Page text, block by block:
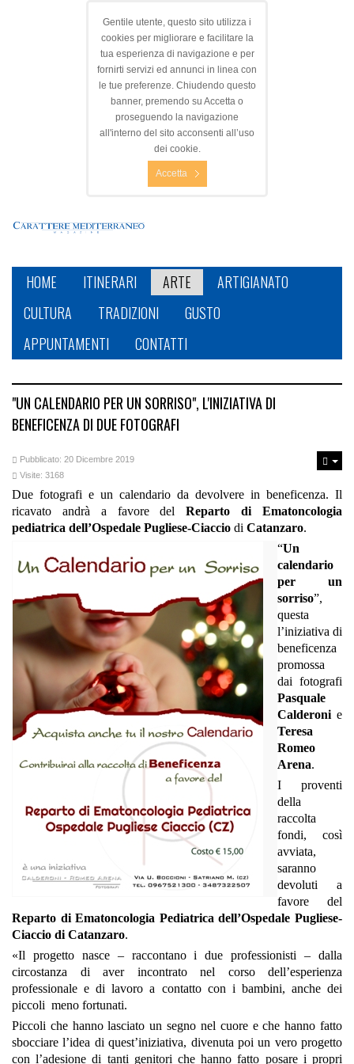
Gentile utente, questo sito utilizza i
cookies per migliorare e facilitare la
tua esperienza di navigazione e per
fornirti servizi ed annunci in linea con
le tue preferenze. Chiudendo questo
banner, premendo su Accetta o
proseguendo la navigazione
all'interno del sito acconsenti all’uso
dei cookie.
Accetta
HOME ITINERARI ARTE
ARTIGIANATO
CULTURA
TRADIZIONI
GUSTO
APPUNTAMENTI
CONTATTI
"UN CALENDARIO PER UN SORRISO", L'INIZIATIVA DI
BENEFICENZA DI DUE FOTOGRAFI
Pubblicato: 20 Dicembre 2019
Visite: 3168
Due fotografi e un calendario da devolvere in beneficenza. Il
ricavato andrà a favore delReparto di Ematoncologia
pediatrica dell’Ospedale Pugliese-Ciaccio di Catanzaro.
“Un
calendario
per un
sorriso”,
questa
l’iniziativa di
beneficenza
promossa
dai fotografi
Pasquale
Calderoni e
Teresa
Romeo
Arena.
I proventi
della
raccolta
fondi, così
avviata,
saranno
devoluti a
favore del
Reparto di Ematoncologia Pediatrica dell’Ospedale Pugliese-
Ciaccio di Catanzaro.
«Il progetto nasce – raccontano i due professionisti – dalla
circostanza di aver incontrato nel corso dell’esperienza
professionale e di lavoro a contatto con i bambini, anche dei
piccoli meno fortunati.
Piccoli che hanno lasciato un segno nel cuore e che hanno fatto
sbocciare l’idea di quest’iniziativa, divenuta poi un vero progetto
con l’adesione di tanti genitori che hanno fatto posare i propri